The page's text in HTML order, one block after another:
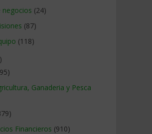
negocios (24)
(87)
(118)
Ganaderia y Pesca
Financieros (910)